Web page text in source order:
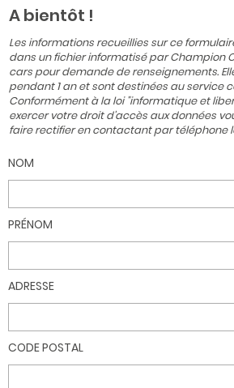
A bientôt !
Les informations recueillies sur ce
dans un fichier informatisé par Champion
cars pour demande de renseignements.
pendant 1 an et sont destinées au service
Conformément à la loi "informatique et
exercer votre droit d'accès aux données
faire rectifier en contactant par téléphone le
NOM
PRÉNOM
ADRESSE
CODE POSTAL